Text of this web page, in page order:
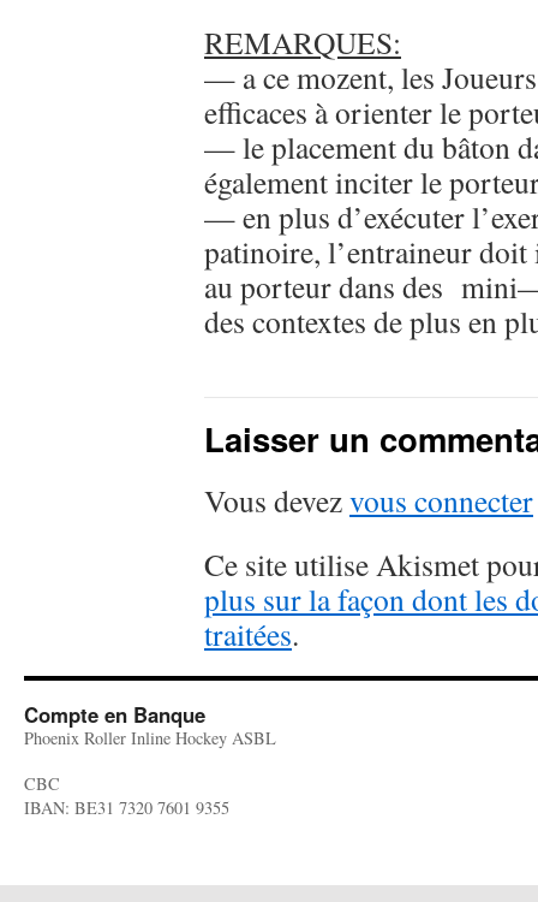
REMARQUES:
— a ce mozent, les
efficaces à orienter le
— le placement du bâton
également inciter le
— en plus d’exécuter
patinoire, l’entraineur
au porteur dans des
des contextes de plus en
Laisser un
Vous devezvous connecter
Ce site utilise Akismet
plus sur la façon dont les
traitées.
Compte en Banque
Phoenix Roller Inline Hockey ASBL
CBC
IBAN: BE31 7320 7601 9355